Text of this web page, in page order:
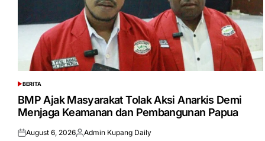
POSTED
IN
BERITA
BMP Ajak Masyarakat Tolak Aksi Anarkis Demi
Menjaga Keamanan dan Pembangunan Papua
Posted
August 6, 2026Posted
Admin Kupang Daily